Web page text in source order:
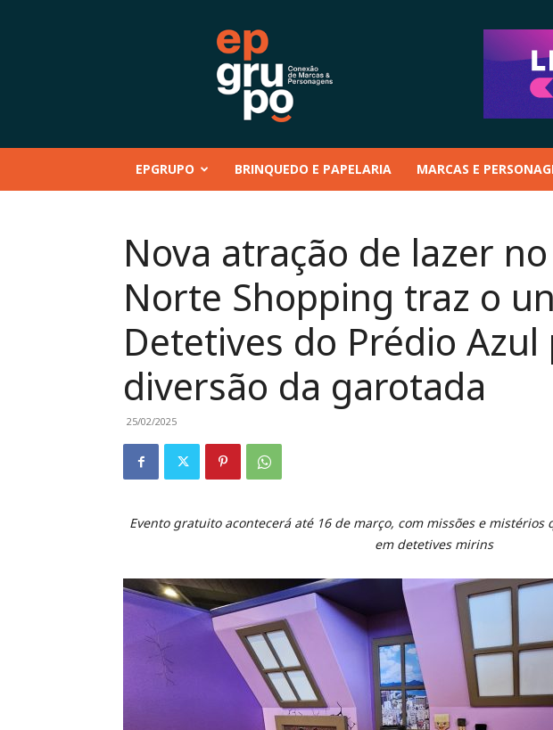
Conteúdo
Eventos
–
Personagens
–
Brinquedo
e
Papelaria
EPGRUPO BRINQUEDO E PAPELARIA MARCAS E
Nova atração de lazer
Norte Shopping traz o
Detetives do Prédio Azul
diversão da garotada
25/02/2025
Evento gratuito acontecerá até 16 de março, com missões e
em detetives mirins